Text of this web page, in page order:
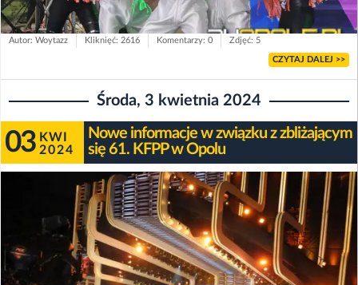
Autor: Woytazz Kliknięć: 2616 Komentarzy: 0 Zdjęć: 5
CZYTAJ DALEJ >>
Środa, 3 kwietnia 2024
03 KWI
2024
Nowe informacje w związku z zbliżającym
się 61. KFPP w Opolu